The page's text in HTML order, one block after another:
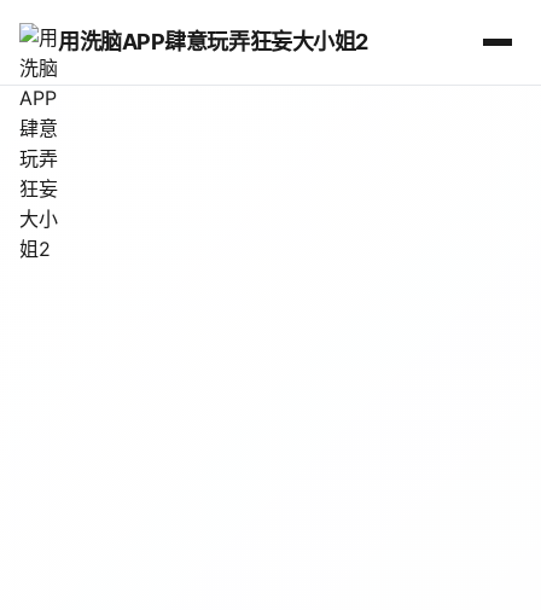
用洗脑APP肆意玩弄狂妄大小姐2